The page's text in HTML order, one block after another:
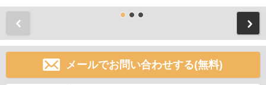
メールでお問い合わせする(無料)